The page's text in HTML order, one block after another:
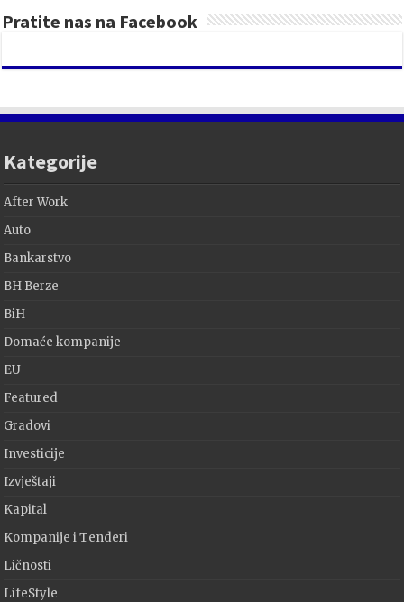
Pratite nas na Facebook
Kategorije
After Work
Auto
Bankarstvo
BH Berze
BiH
Domaće kompanije
EU
Featured
Gradovi
Investicije
Izvještaji
Kapital
Kompanije i Tenderi
Ličnosti
LifeStyle